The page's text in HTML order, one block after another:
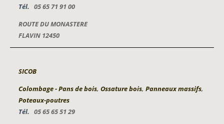
Tél. 05 65 71 91 00
ROUTE DU MONASTERE
FLAVIN 12450
SICOB
Colombage - Pans de bois, Ossature bois, Panneaux massifs,
Poteaux-poutres
Tél. 05 65 65 51 29